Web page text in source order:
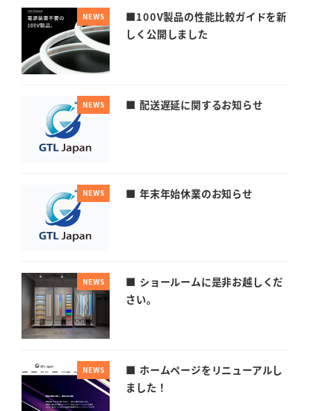
NEWS
■100V製品の性能比較ガイドを新
しく公開しました
NEWS ■ 配送遅延に関するお知らせ
NEWS ■ 年末年始休業のお知らせ
NEWS
■ ショールームに是非お越しくだ
さい。
NEWS
■ ホームページをリニューアルし
ました！